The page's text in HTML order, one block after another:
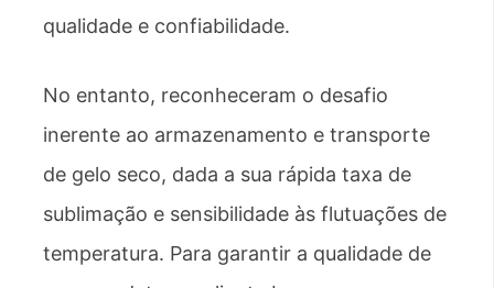
qualidade e confiabilidade.
No entanto, reconheceram o desafio
inerente ao armazenamento e transporte
de gelo seco, dada a sua rápida taxa de
sublimação e sensibilidade às flutuações de
temperatura. Para garantir a qualidade de